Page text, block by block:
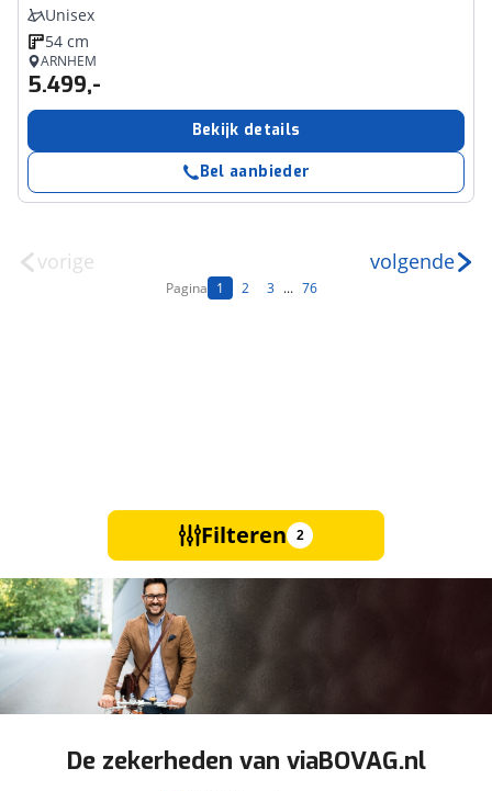
Unisex
54 cm
ARNHEM
5.499,-
Bekijk details
Bel aanbieder
vorige
Pagina 1 2 3 ... 76
volgende
Filteren 2
De zekerheden van viaBOVAG.nl